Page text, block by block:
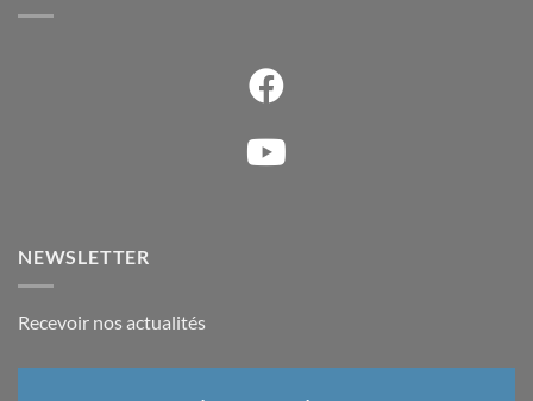
NEWSLETTER
Recevoir nos actualités